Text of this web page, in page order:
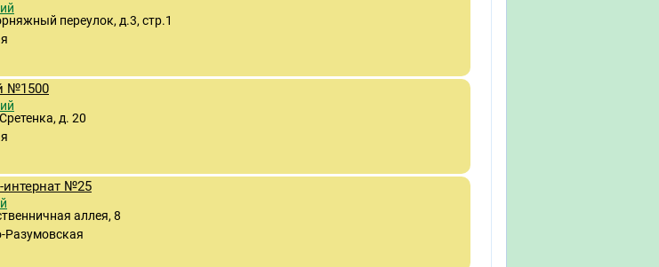
переулок, д.3, стр.1
№1500
д. 20
№25
аллея, 8
Разумовская